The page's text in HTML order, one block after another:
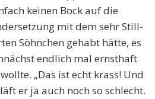
keinen Bock auf die
mit dem sehr Still-
Söhnchen gehabt hätte, es
endlich mal ernsthaft
„Das ist echt krass! Und
er ja auch noch so schlecht.